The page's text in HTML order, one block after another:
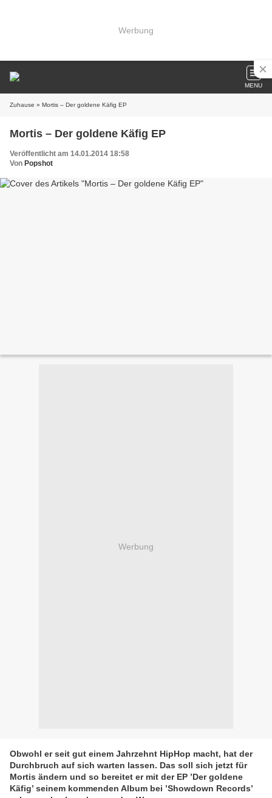
Werbung
MENU
Zuhause » Mortis – Der goldene Käfig EP
Mortis – Der goldene Käfig EP
Veröffentlicht am 14.01.2014 18:58
Von Popshot
Werbung
Obwohl er seit gut einem Jahrzehnt HipHop macht, hat der
Durchbruch auf sich warten lassen. Das soll sich jetzt für
Mortis ändern und so bereitet er mit der EP ’Der goldene
Käfig’ seinem kommenden Album bei ’Showdown Records’